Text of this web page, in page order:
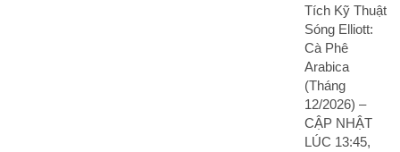
Tích Kỹ Thuật
Sóng Elliott:
Cà Phê
Arabica
(Tháng
12/2026) –
CẬP NHẬT
LÚC 13:45,